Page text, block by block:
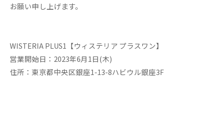
お願い申し上げます。
WISTERIA PLUS1【ウィステリア プラスワン】
営業開始日：2023年6月1日(木)
住所：東京都中央区銀座1-13-8ハビウル銀座3F